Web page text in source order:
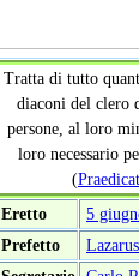
Tratta di tutto
diaconi del clero
persone, al loro
loro necessario
(
Eretto
5
Prefetto